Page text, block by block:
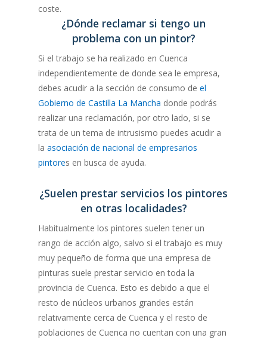
coste.
¿Dónde reclamar si tengo un
problema con un pintor?
Si el trabajo se ha realizado en Cuenca
independientemente de donde sea le empresa,
debes acudir a la sección de consumo deel
Gobierno de Castilla La Mancha donde podrás
realizar una reclamación, por otro lado, si se
trata de un tema de intrusismo puedes acudir a
laasociación de nacional de empresarios
pintores en busca de ayuda.
¿Suelen prestar servicios los pintores
en otras localidades?
Habitualmente los pintores suelen tener un
rango de acción algo, salvo si el trabajo es muy
muy pequeño de forma que una empresa de
pinturas suele prestar servicio en toda la
provincia de Cuenca. Esto es debido a que el
resto de núcleos urbanos grandes están
relativamente cerca de Cuenca y el resto de
poblaciones de Cuenca no cuentan con una gran